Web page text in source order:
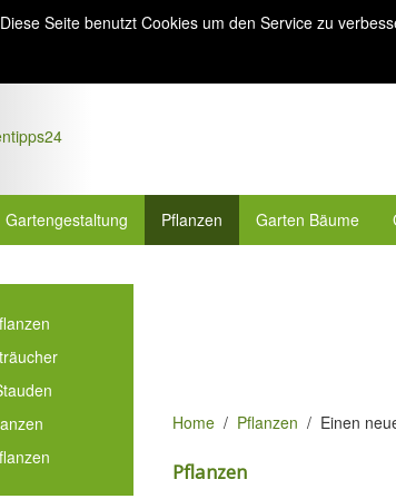
Diese Seite benutzt Cookies um den Service zu
Gartengestaltung Pflanzen Garten Bäume
Home Pflanzen Einen
Pflanzen